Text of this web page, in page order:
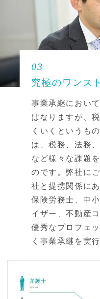
03
究極のワンス
事業承継におい
はなりますが、
くいくというも
は、税務、法務
など様々な課題
のです。弊社に
社と提携関係に
保険労務士、中
イザー、不動産
優秀なプロフェ
く事業承継を実